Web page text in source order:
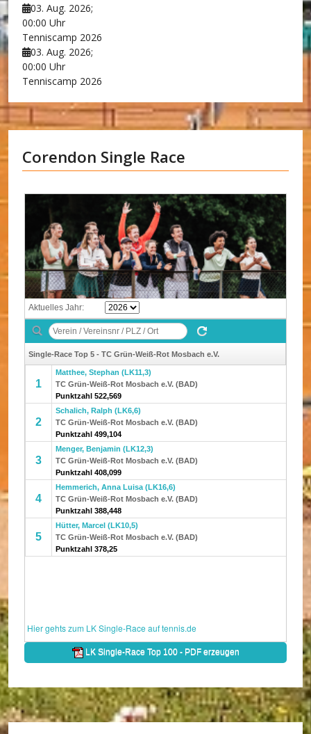
03. Aug. 2026;
00:00 Uhr
Tenniscamp 2026
03. Aug. 2026;
00:00 Uhr
Tenniscamp 2026
Corendon Single Race